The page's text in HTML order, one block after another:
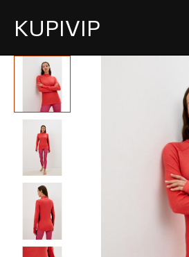
KUPIVIP